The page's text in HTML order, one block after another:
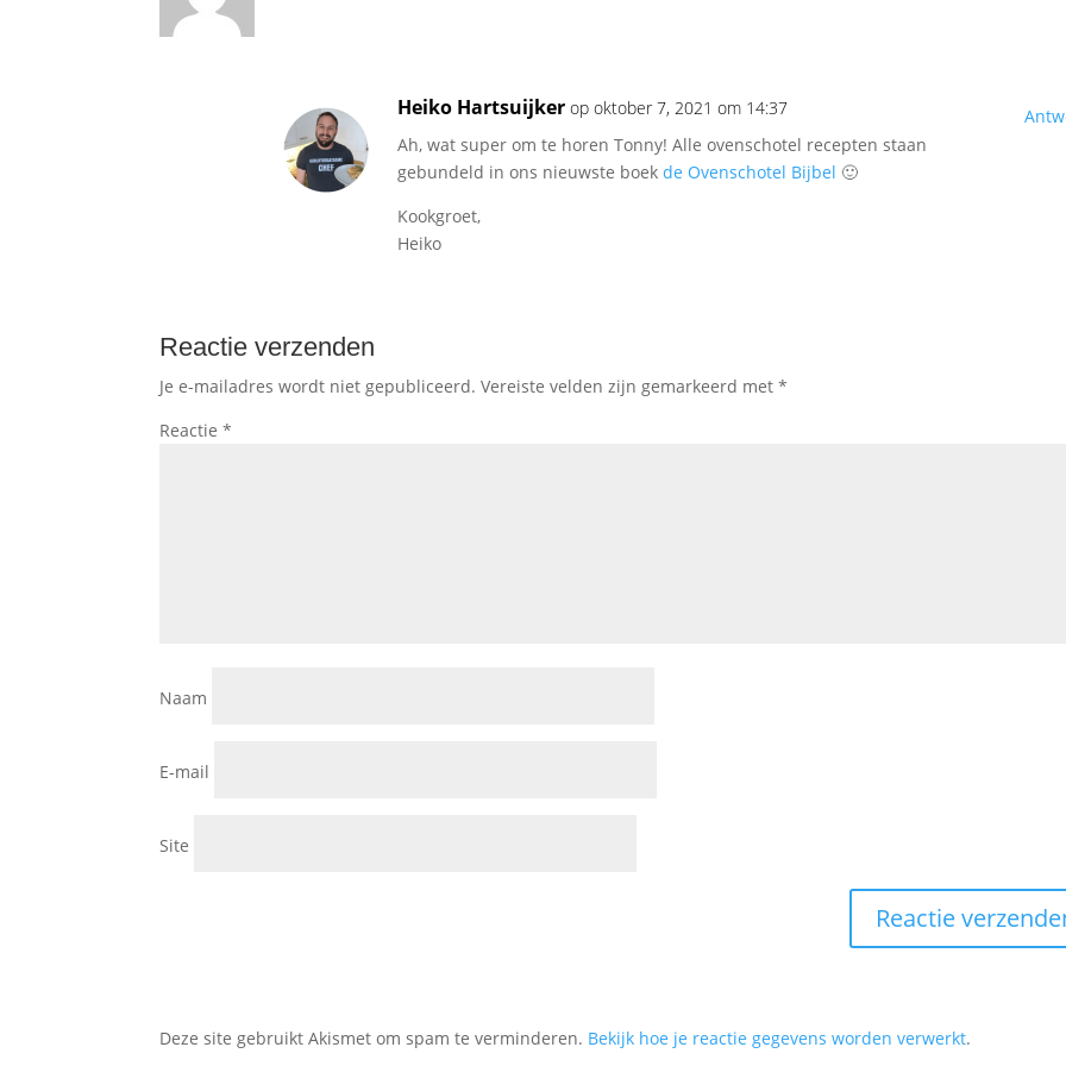
Heiko Hartsuijker op oktober 7, 2021 om 14:37
Ah, wat super om te horen Tonny! Alle ovenschotel recepten staan
gebundeld in ons nieuwste boekde Ovenschotel Bijbel 🙂
Kookgroet,
Heiko
Reactie verzenden
Je e-mailadres wordt niet gepubliceerd. Vereiste velden zijn gemarkeerd met*
Reactie*
Naam
E-mail
Site
Deze site gebruikt Akismet om spam te verminderen. Bekijk hoe je reactie gegevens worden verwerkt.